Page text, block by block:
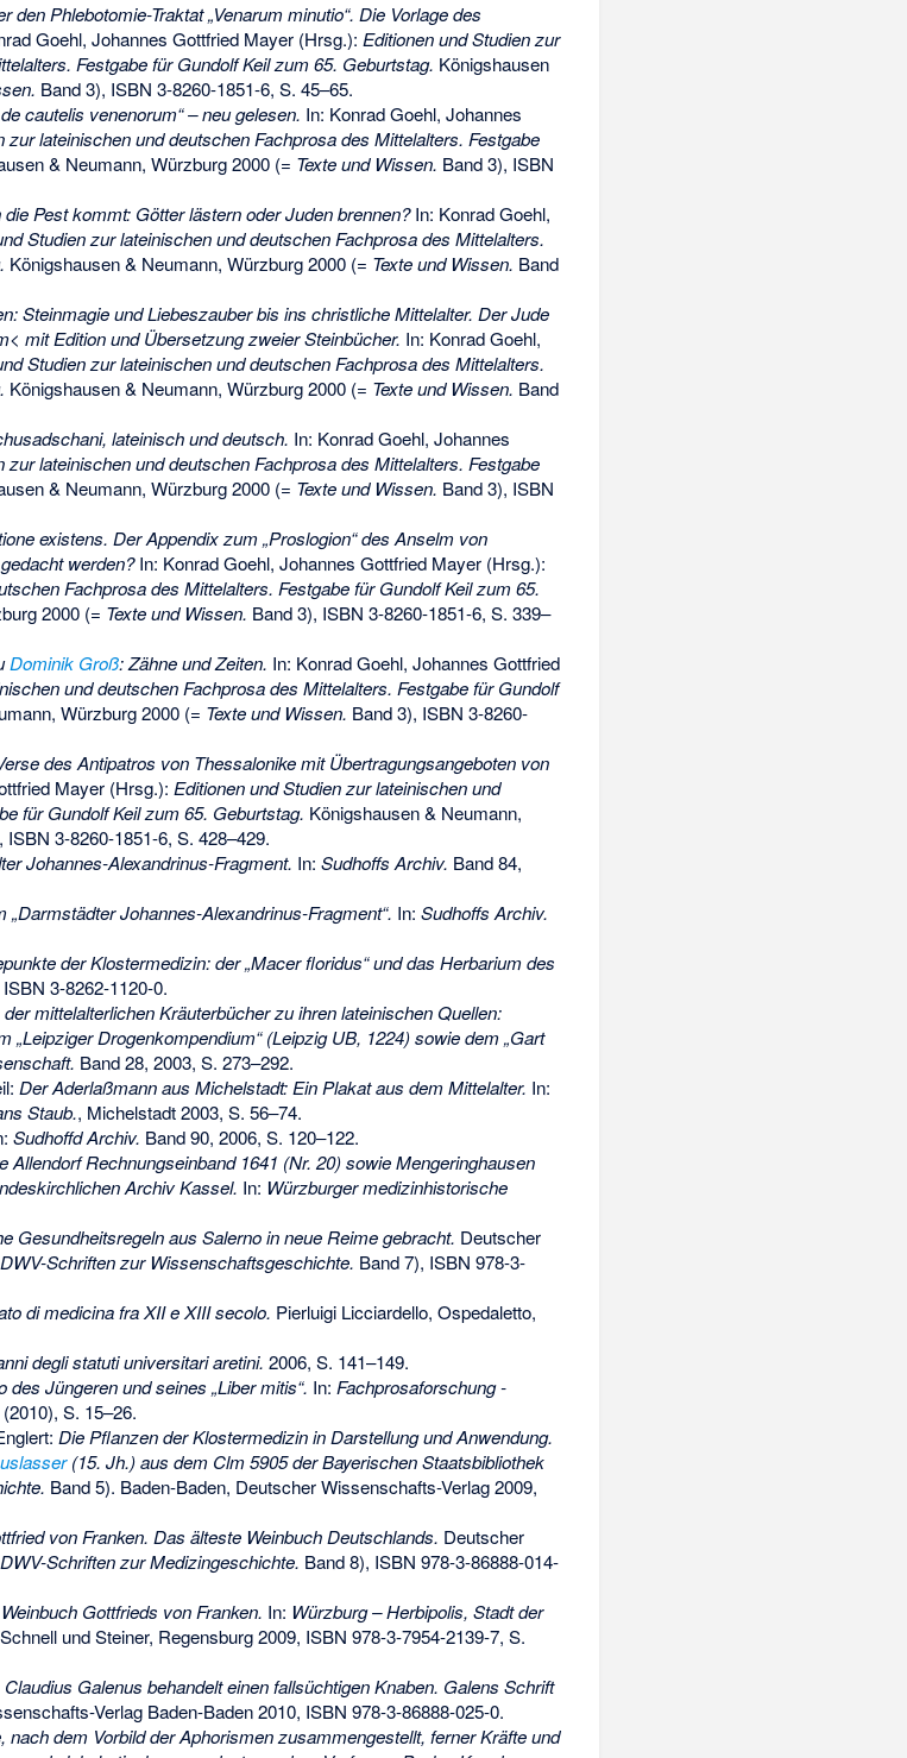
den Phlebotomie-Traktat „Venarum minutio“. Die Vorlage des
Goehl, Johannes Gottfried Mayer (Hrsg.): Editionen und Studien zur
Festgabe für Gundolf Keil zum 65. Geburtstag. Königshausen
Band 3), ISBN 3-8260-1851-6, S. 45–65.
cautelis venenorum“ – neu gelesen. In: Konrad Goehl, Johannes
zur lateinischen und deutschen Fachprosa des Mittelalters. Festgabe
& Neumann, Würzburg 2000 (= Texte und Wissen. Band 3), ISBN
die Pest kommt: Götter lästern oder Juden brennen?In: Konrad Goehl,
Studien zur lateinischen und deutschen Fachprosa des Mittelalters.
Königshausen & Neumann, Würzburg 2000 (= Texte und Wissen. Band
Steinmagie und Liebeszauber bis ins christliche Mittelalter. Der Jude
mit Edition und Übersetzung zweier Steinbücher. In: Konrad Goehl,
Studien zur lateinischen und deutschen Fachprosa des Mittelalters.
Königshausen & Neumann, Würzburg 2000 (= Texte und Wissen. Band
lateinisch und deutsch. In: Konrad Goehl, Johannes
zur lateinischen und deutschen Fachprosa des Mittelalters. Festgabe
& Neumann, Würzburg 2000 (= Texte und Wissen. Band 3), ISBN
existens. Der Appendix zum „Proslogion“ des Anselm von
werden?In: Konrad Goehl, Johannes Gottfried Mayer (Hrsg.):
Fachprosa des Mittelalters. Festgabe für Gundolf Keil zum 65.
2000 (= Texte und Wissen. Band 3), ISBN 3-8260-1851-6, S. 339–
Dominik Groß: Zähne und Zeiten. In: Konrad Goehl, Johannes Gottfried
und deutschen Fachprosa des Mittelalters. Festgabe für Gundolf
Würzburg 2000 (= Texte und Wissen. Band 3), ISBN 3-8260-
des Antipatros von Thessalonike mit Übertragungsangeboten von
Mayer (Hrsg.): Editionen und Studien zur lateinischen und
für Gundolf Keil zum 65. Geburtstag. Königshausen & Neumann,
ISBN 3-8260-1851-6, S. 428–429.
Johannes-Alexandrinus-Fragment. In: Sudhoffs Archiv. Band 84,
„Darmstädter Johannes-Alexandrinus-Fragment“. In: Sudhoffs Archiv.
der Klostermedizin: der „Macer floridus“ und das Herbarium des
ISBN 3-8262-1120-0.
mittelalterlichen Kräuterbücher zu ihren lateinischen Quellen:
„Leipziger Drogenkompendium“ (Leipzig UB, 1224) sowie dem „Gart
Band 28, 2003, S. 273–292.
Der Aderlaßmann aus Michelstadt: Ein Plakat aus dem Mittelalter. In:
Staub., Michelstadt 2003, S. 56–74.
Sudhoffd Archiv. Band 90, 2006, S. 120–122.
Rechnungseinband 1641 (Nr. 20) sowie Mengeringhausen
Archiv Kassel. In: Würzburger medizinhistorische
Gesundheitsregeln aus Salerno in neue Reime gebracht. Deutscher
DWV-Schriften zur Wissenschaftsgeschichte. Band 7), ISBN 978-3-
di medicina fra XII e XIII secolo. Pierluigi Licciardello, Ospedaletto,
degli statuti universitari aretini. 2006, S. 141–149.
Jüngeren und seines „Liber mitis“. In: Fachprosaforschung -
S. 15–26.
Die Pflanzen der Klostermedizin in Darstellung und Anwendung.
(15. Jh.) aus dem Clm 5905 der Bayerischen Staatsbibliothek
Band 5). Baden-Baden, Deutscher Wissenschafts-Verlag 2009,
von Franken. Das älteste Weinbuch Deutschlands. Deutscher
DWV-Schriften zur Medizingeschichte. Band 8), ISBN 978-3-86888-014-
Gottfrieds von Franken. In: Würzburg – Herbipolis, Stadt der
und Steiner, Regensburg 2009, ISBN 978-3-7954-2139-7, S.
Galenus behandelt einen fallsüchtigen Knaben. Galens Schrift
Verlag Baden-Baden 2010, ISBN 978-3-86888-025-0.
nach dem Vorbild der Aphorismen zusammengestellt, ferner Kräfte und